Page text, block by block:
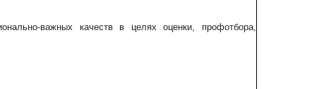
важных качеств в целях оценки, профотбора,